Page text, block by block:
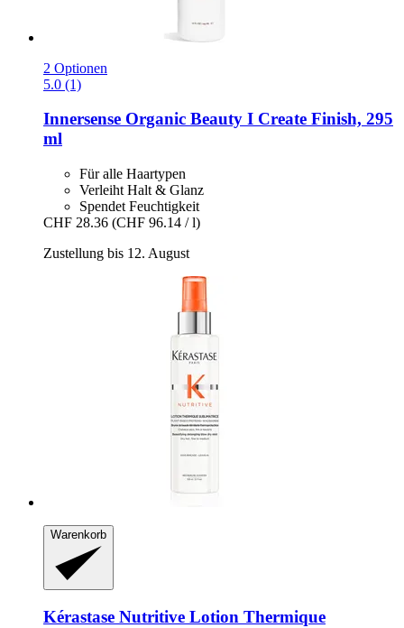
2 Optionen
5.0 (1)
Innersense Organic Beauty I Create Finish, 295
ml
Für alle Haartypen
Verleiht Halt & Glanz
Spendet Feuchtigkeit
CHF 28.36 (CHF 96.14 / l)
Zustellung bis 12. August
Warenkorb
Kérastase Nutritive Lotion Thermique